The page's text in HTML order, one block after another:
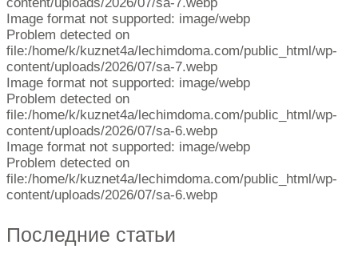
Image format not supported: image/webp
Problem detected on
file:/home/k/kuznet4a/lechimdoma.com/public_html/wp-
content/uploads/2026/07/sa-7.webp
Image format not supported: image/webp
Problem detected on
file:/home/k/kuznet4a/lechimdoma.com/public_html/wp-
content/uploads/2026/07/sa-6.webp
Image format not supported: image/webp
Problem detected on
file:/home/k/kuznet4a/lechimdoma.com/public_html/wp-
content/uploads/2026/07/sa-6.webp
Последние статьи